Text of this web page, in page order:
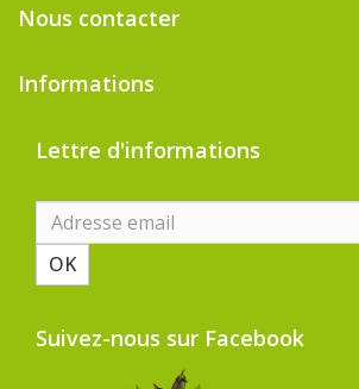
Nous contacter
Informations
Lettre d'informations
OK
Suivez-nous sur Facebook